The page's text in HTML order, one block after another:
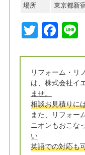
場所
東京都新
T
w
it
t
e
r
F
a
c
e
b
o
o
k
Li
リフォーム・リ
は、株式会社イ
ませ。
相談お見積りに
また、リフォー
ニオンもおこな
い
英語での対応も